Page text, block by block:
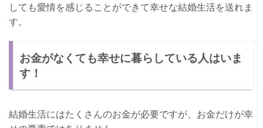
しても愛情を感じることができて幸せな結婚生活を送れま
す。
お金がなくても幸せに暮らしている人はいま
す！
結婚生活にはたくさんのお金が必要ですが、お金だけが幸